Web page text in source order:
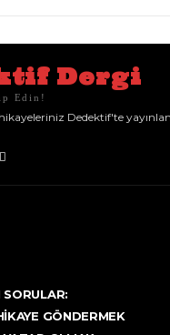
Dergi
Edin!
hikayeleriniz Dedektif'te
SORULAR:
GÖNDERMEK